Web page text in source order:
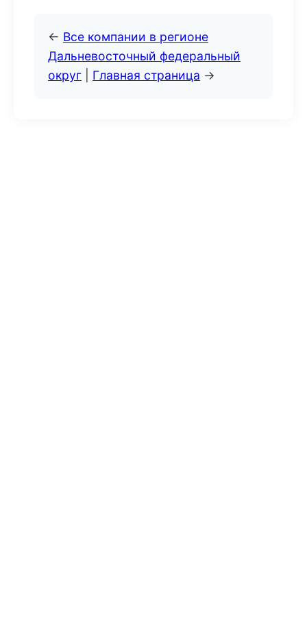
← Все компании в регионе
Дальневосточный федеральный
округ
Главная страница →